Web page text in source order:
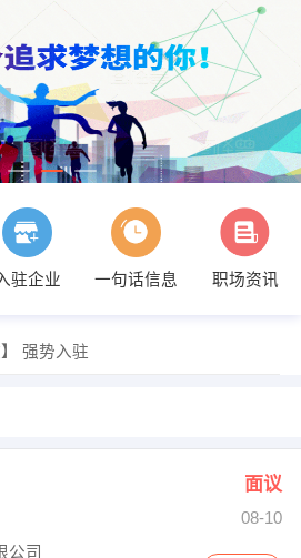
驻企业 一句话信息 职场资讯
布 [餐旅经理 ] 招聘信息
】 强势入驻
高贸易有限公司】 强势入驻
面议
08-10
公司